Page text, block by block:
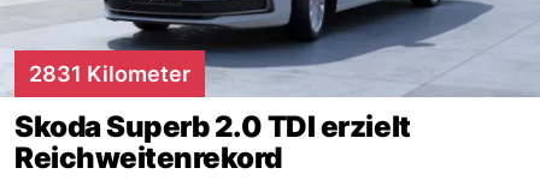
2831 Kilometer
Skoda Superb 2.0 TDI erzielt
Reichweitenrekord